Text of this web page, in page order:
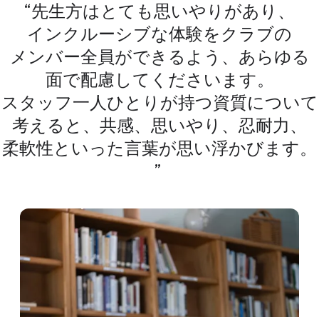
先生方は​とても​思いやりが​あり、​
インクルーシブな​体験を​クラブの​
メンバー全員が​できるよう、​あらゆる​
面で​配慮してくださいます。​
スタッフ一人​ひとりが​持つ資質に​ついて​
考えると、​共感、​思いやり、​忍耐力、​
柔軟性と​いった​言葉が​思い浮かびます。